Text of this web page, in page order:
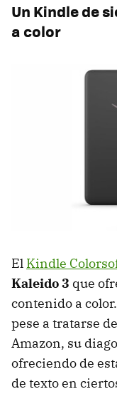
Un Kindle de
a color
El Kindle
Kaleido 3 que
contenido a
pese a tratarse
Amazon, su
ofreciendo de
de texto en